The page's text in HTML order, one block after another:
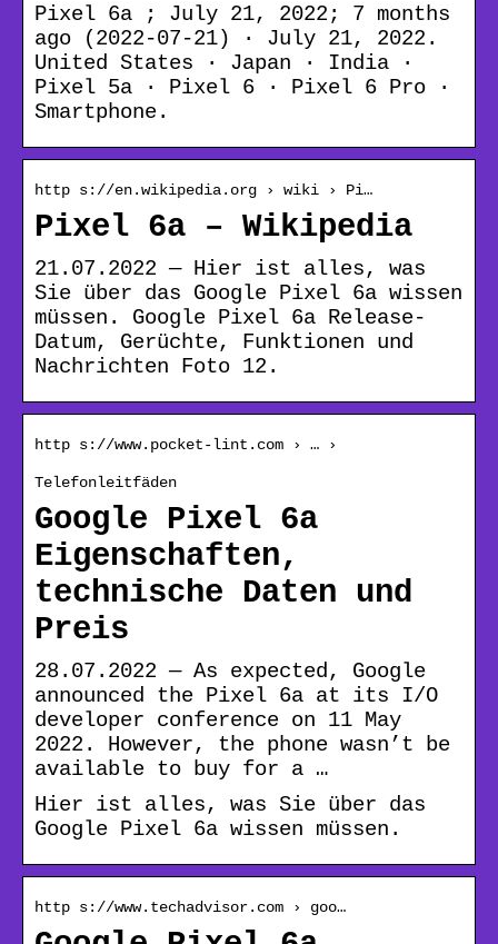
Pixel 6a ; July 21, 2022; 7 months
ago (2022-07-21) · July 21, 2022.
United States · Japan · India ·
Pixel 5a · Pixel 6 · Pixel 6 Pro ·
Smartphone.
http s://en.wikipedia.org › wiki › Pi…
Pixel 6a – Wikipedia
21.07.2022 — Hier ist alles, was
Sie über das Google Pixel 6a wissen
müssen. Google Pixel 6a Release-
Datum, Gerüchte, Funktionen und
Nachrichten Foto 12.
http s://www.pocket-lint.com › … ›
Telefonleitfäden
Google Pixel 6a
Eigenschaften,
technische Daten und
Preis
28.07.2022 — As expected, Google
announced the Pixel 6a at its I/O
developer conference on 11 May
2022. However, the phone wasn’t be
available to buy for a …
Hier ist alles, was Sie über das
Google Pixel 6a wissen müssen.
http s://www.techadvisor.com › goo…